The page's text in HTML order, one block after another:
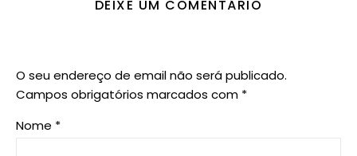
DEIXE UM COMENTÁRIO
O seu endereço de email não será publicado.
Campos obrigatórios marcados com *
Nome *